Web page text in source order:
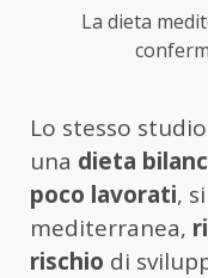
La dieta
Lo stesso
una dieta
poco lavorati,
mediterranea,
rischio di